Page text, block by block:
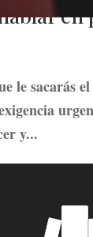
en
le sacarás
y...